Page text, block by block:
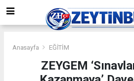
Anasayfa EĞİTİM
ZEYGEM